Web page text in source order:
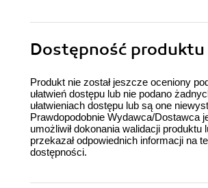
Dostępność produktu
Produkt nie został jeszcze oceniony
ułatwień dostępu lub nie podano
ułatwieniach dostępu lub są one
Prawdopodobnie Wydawca/Dostawca
umożliwił dokonania walidacji produktu
przekazał odpowiednich informacji na
dostępności.